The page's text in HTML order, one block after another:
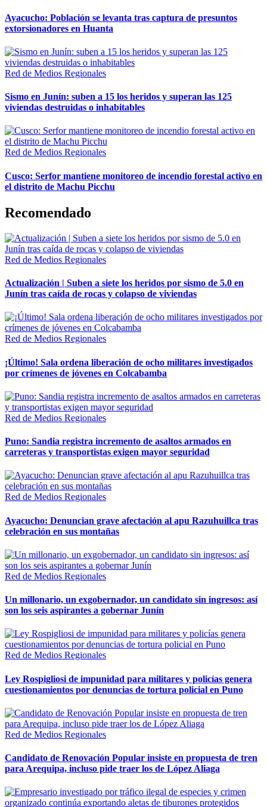
Ayacucho: Población se levanta tras captura de presuntos
extorsionadores en Huanta
Red de Medios Regionales
Sismo en Junín: suben a 15 los heridos y superan las 125
viviendas destruidas o inhabitables
Red de Medios Regionales
Cusco: Serfor mantiene monitoreo de incendio forestal activo en
el distrito de Machu Picchu
Recomendado
Red de Medios Regionales
Actualización | Suben a siete los heridos por sismo de 5.0 en
Junín tras caída de rocas y colapso de viviendas
Red de Medios Regionales
¡Último! Sala ordena liberación de ocho militares investigados
por crímenes de jóvenes en Colcabamba
Red de Medios Regionales
Puno: Sandia registra incremento de asaltos armados en
carreteras y transportistas exigen mayor seguridad
Red de Medios Regionales
Ayacucho: Denuncian grave afectación al apu Razuhuillca tras
celebración en sus montañas
Red de Medios Regionales
Un millonario, un exgobernador, un candidato sin ingresos: así
son los seis aspirantes a gobernar Junín
Red de Medios Regionales
Ley Rospigliosi de impunidad para militares y policías genera
cuestionamientos por denuncias de tortura policial en Puno
Red de Medios Regionales
Candidato de Renovación Popular insiste en propuesta de tren
para Arequipa, incluso pide traer los de López Aliaga